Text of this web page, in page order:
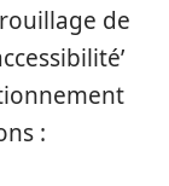
de
: